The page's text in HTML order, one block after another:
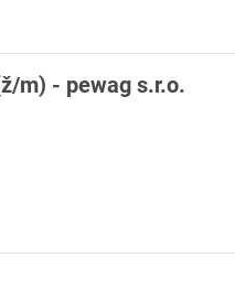
m) - pewag s.r.o.